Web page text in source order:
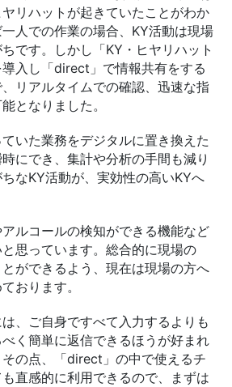
リハットが起きていたことがわか
人での作業の場合、KY活動は現場
です。しかし「KY・ヒヤリハット
入し「direct」で情報共有をする
リアルタイムでの確認、迅速な指
となりました。
いた業務をデジタルに置き換えた
にでき、集計や分析の手間も減り
なKY活動が、実効性の高いKYへ
ルコールの検知ができる機能など
思っています。総合的に現場の
ができるよう、現在は現場の方へ
おります。
、ご自身ですべて入力するよりも
く簡単に返信できるほうが好まれ
の点、「direct」の中で使えるチ
直感的に利用できるので、まずは